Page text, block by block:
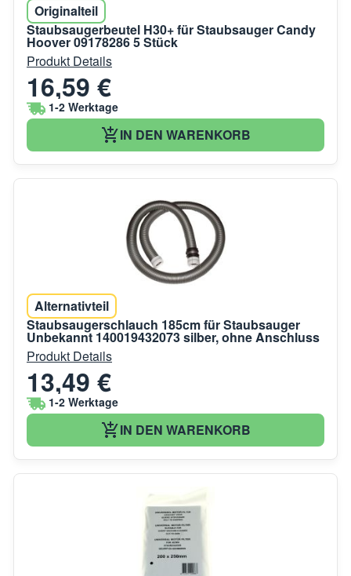
Originalteil
Staubsaugerbeutel H30+ für Staubsauger Candy
Hoover 09178286 5 Stück
Produkt Details
16,59 €
1-2 Werktage
IN DEN WARENKORB
Alternativteil
Staubsaugerschlauch 185cm für Staubsauger
Unbekannt 140019432073 silber, ohne Anschluss
Produkt Details
13,49 €
1-2 Werktage
IN DEN WARENKORB